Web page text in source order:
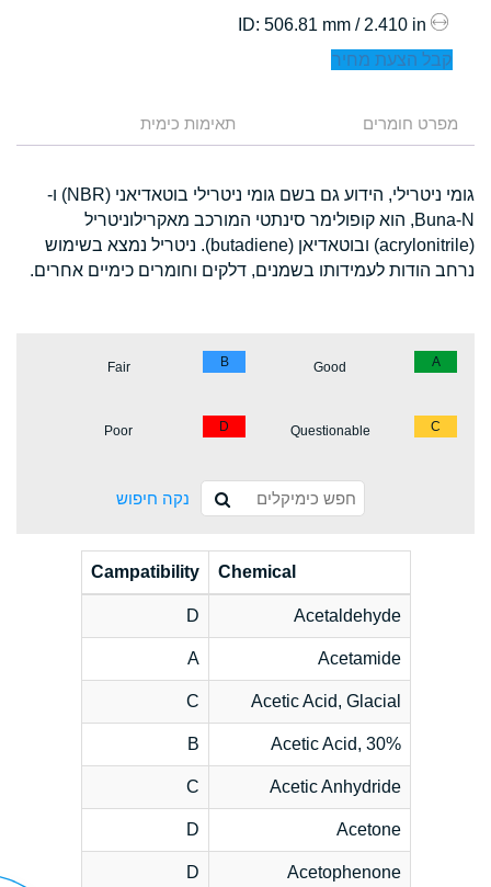
: 506.81 mm / 2.410 in
קבל הצעת מחיר
מפרט חומרים תאימות כימית
גומי ניטרילי, הידוע גם בשם גומי ניטרילי בוטאדיאני (NBR) ו-
Buna-N, הוא קופולימר סינתטי המורכב מאקרילוניטריל
(acrylonitrile) ובוטאדיאן (butadiene). ניטריל נמצא בשימוש
נרחב הודות לעמידותו בשמנים, דלקים וחומרים כימיים אחרים.
A
Good
B
Fair
C
Questionable
D
Poor
נקה חיפוש
Chemical
Campatibility
Acetaldehyde
D
Acetamide
A
Acetic Acid, Glacial
C
Acetic Acid, 30%
B
Acetic Anhydride
C
Acetone
D
Acetophenone
D